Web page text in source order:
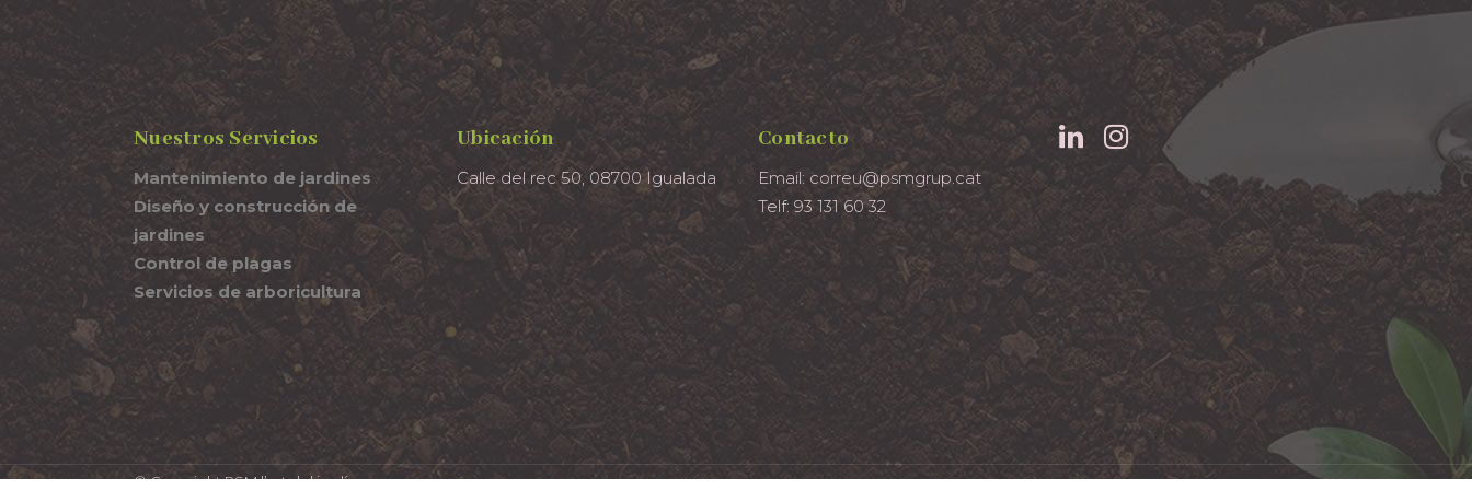
Nuestros Servicios
Mantenimiento de jardines
Diseño y construcción de
jardines
Control de plagas
Servicios de arboricultura
Ubicación
Calle del rec 50, 08700 Igualada
Contacto
Email: correu@psmgrup.cat
Telf: 93 131 60 32
© Copyright PSM l’art del jardí